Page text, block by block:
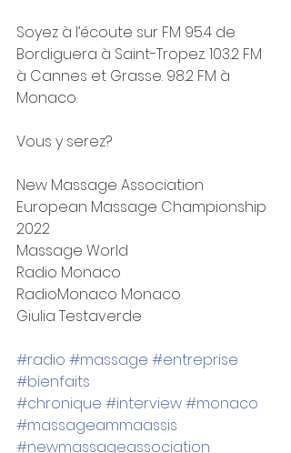
Soyez à l’écoute sur FM 95.4 de
Bordiguera à Saint-Tropez. 103.2 FM
à Cannes et Grasse. 98.2 FM à
Monaco.
Vous y serez?
New Massage Association
European Massage Championship
2022
Massage World
Radio Monaco
RadioMonaco Monaco
Giulia Testaverde
#radio #massage #entreprise
#bienfaits
#chronique #interview#monaco
#massageammaassis
#newmassageassociation